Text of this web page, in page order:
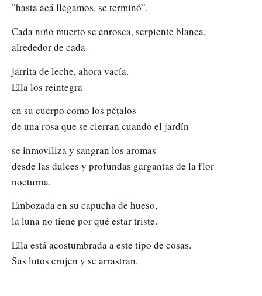
"hasta acá llegamos, se terminó".
Cada niño muerto se enrosca, serpiente blanca,
alrededor de cada
jarrita de leche, ahora vacía.
Ella los reintegra
en su cuerpo como los pétalos
de una rosa que se cierran cuando el jardín
se inmoviliza y sangran los aromas
desde las dulces y profundas gargantas de la flor
nocturna.
Embozada en su capucha de hueso,
la luna no tiene por qué estar triste.
Ella está acostumbrada a este tipo de cosas.
Sus lutos crujen y se arrastran.